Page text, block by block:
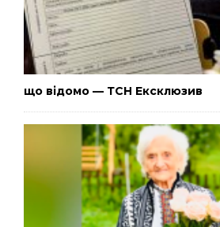
що відомо — ТСН Ексклюзив